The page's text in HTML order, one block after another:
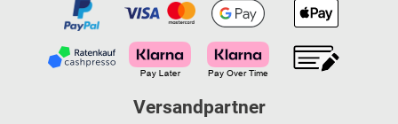
Versandpartner